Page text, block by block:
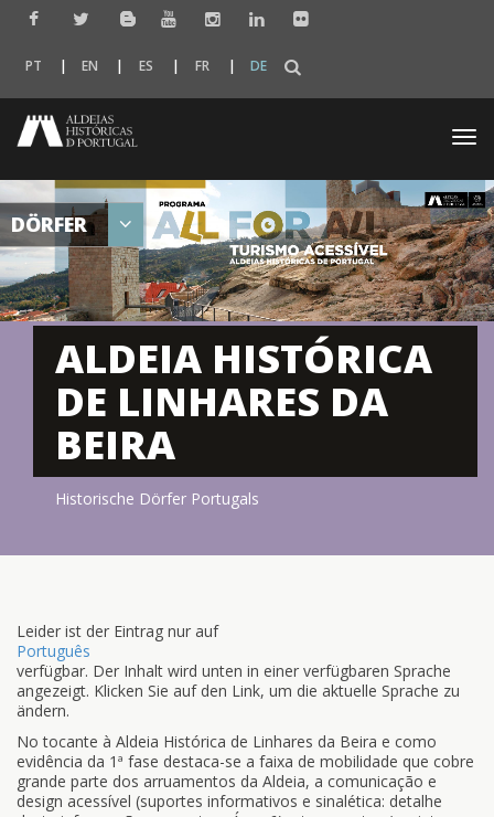
PT EN ES FR DE
DÖRFER
ALDEIA HISTÓRICA
DE LINHARES DA
BEIRA
Historische Dörfer Portugals
Leider ist der Eintrag nur auf
Português
verfügbar. Der Inhalt wird unten in einer verfügbaren Sprache
angezeigt. Klicken Sie auf den Link, um die aktuelle Sprache zu
ändern.
No tocante à Aldeia Histórica de Linhares da Beira e como
evidência da 1ª fase destaca-se a faixa de mobilidade que cobre
grande parte dos arruamentos da Aldeia, a comunicação e
design acessível (suportes informativos e sinalética: detalhe